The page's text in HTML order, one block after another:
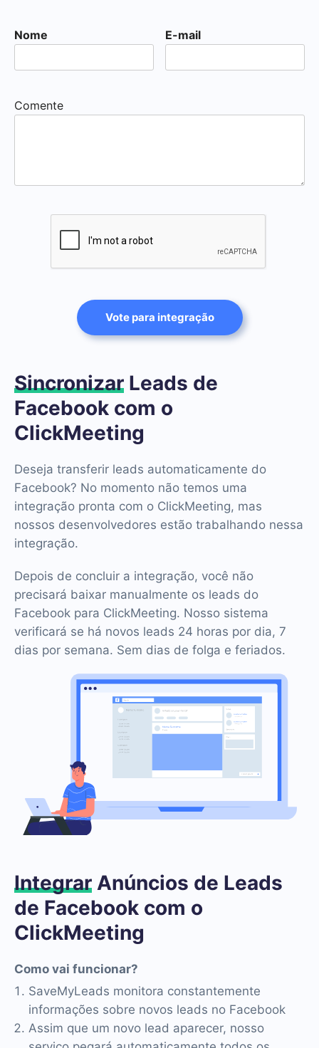
Nome E-mail
Comente
Vote para integração
Sincronizar Leads de
Facebook com o
ClickMeeting
Deseja transferir leads automaticamente do
Facebook? No momento não temos uma
integração pronta com o ClickMeeting, mas
nossos desenvolvedores estão trabalhando nessa
integração.
Depois de concluir a integração, você não
precisará baixar manualmente os leads do
Facebook para ClickMeeting. Nosso sistema
verificará se há novos leads 24 horas por dia, 7
dias por semana. Sem dias de folga e feriados.
Integrar Anúncios de Leads
de Facebook com o
ClickMeeting
Como vai funcionar?
SaveMyLeads monitora constantemente
informações sobre novos leads no Facebook
Assim que um novo lead aparecer, nosso